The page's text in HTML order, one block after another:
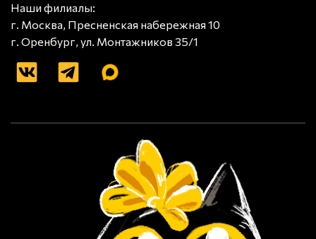
Наши филиалы:
г. Москва, Пресненская набережная 10
г. Оренбург, ул. Монтажников 35/1